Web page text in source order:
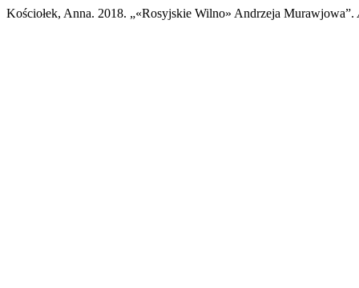
Kościołek, Anna. 2018. „«Rosyjskie Wilno» Andrzeja Murawjowa”.